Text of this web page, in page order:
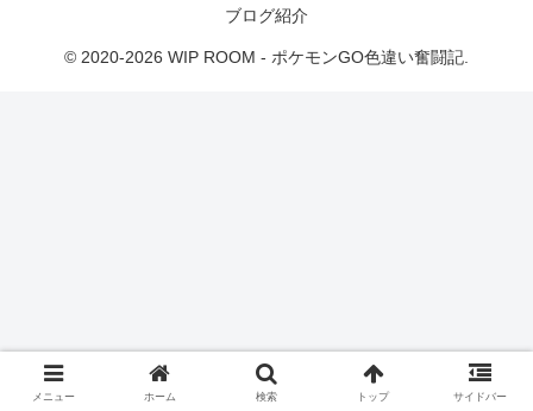
ブログ紹介
© 2020-2026 WIP ROOM - ポケモンGO色違い奮闘記.
メニュー ホーム 検索 トップ サイドバー